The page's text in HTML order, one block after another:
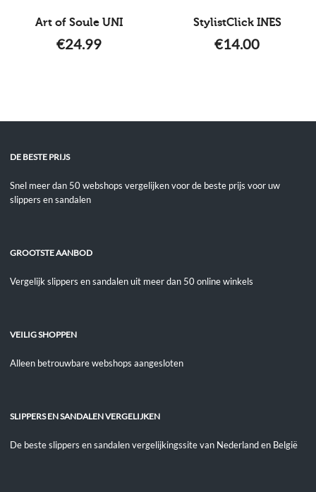
Art of Soule UNI
€24.99
StylistClick INES
€14.00
DE BESTE PRIJS
Snel meer dan 50 webshops vergelijken voor de beste prijs voor uw
slippers en sandalen
GROOTSTE AANBOD
Vergelijk slippers en sandalen uit meer dan 50 online winkels
VEILIG SHOPPEN
Alleen betrouwbare webshops aangesloten
SLIPPERS EN SANDALEN VERGELIJKEN
De beste slippers en sandalen vergelijkingssite van Nederland en België